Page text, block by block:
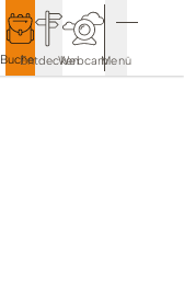
BuchenEntdeckenWebcamMenü